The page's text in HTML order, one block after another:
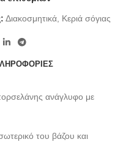
Διακοσμητικά Κεριά σόγιας
ανάγλυφο με
του βάζου και